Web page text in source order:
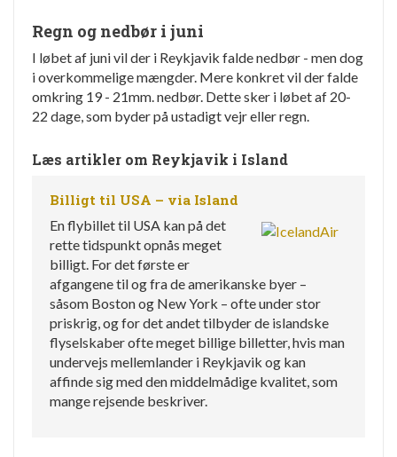
Regn og nedbør i juni
I løbet af juni vil der i Reykjavik falde nedbør - men dog
i overkommelige mængder. Mere konkret vil der falde
omkring 19 - 21mm. nedbør. Dette sker i løbet af 20-
22 dage, som byder på ustadigt vejr eller regn.
Læs artikler om Reykjavik i Island
Billigt til USA – via Island
En flybillet til USA kan på det
rette tidspunkt opnås meget
billigt. For det første er
afgangene til og fra de amerikanske byer –
såsom Boston og New York – ofte under stor
priskrig, og for det andet tilbyder de islandske
flyselskaber ofte meget billige billetter, hvis man
undervejs mellemlander i Reykjavik og kan
affinde sig med den middelmådige kvalitet, som
mange rejsende beskriver.